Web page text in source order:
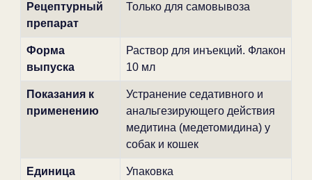
Рецептурный
препарат
Только для самовывоза
Форма
выпуска
Раствор для инъекций. Флакон
10 мл
Показания к
применению
Устранение седативного и
анальгезирующего действия
медитина (медетомидина) у
собак и кошек
Единица
Упаковка